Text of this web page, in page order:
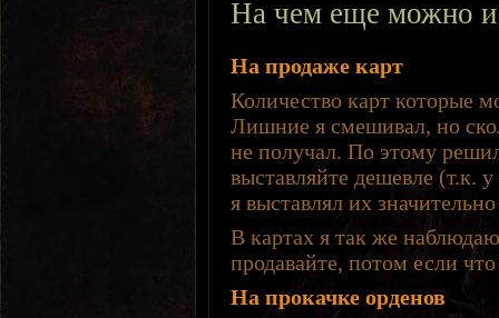
На чем еще можно и
На продаже карт
Количество карт которые
Лишние я смешивал, но
не получал. По этому
выставляйте дешевле (т.к.
я выставлял их
В картах я так же
продавайте, потом если
На прокачке орденов